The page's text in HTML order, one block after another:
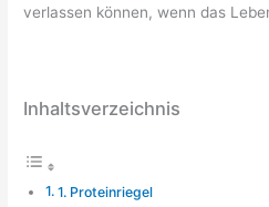
verlassen können, wenn das
Inhaltsverzeichnis
1. Proteinriegel